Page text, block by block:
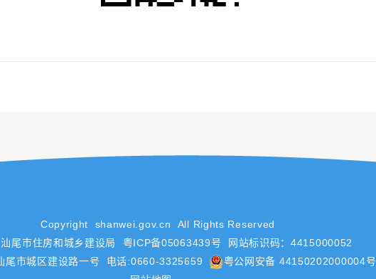
Copyright shanwei.gov.cn All Rights Reserved
尾市住房和城乡建设局 粤ICP备05063439号 网站标识码：4415000052
尾市城区建设路一号 电话:0660-3325659
粤公网安备 44150202000004号